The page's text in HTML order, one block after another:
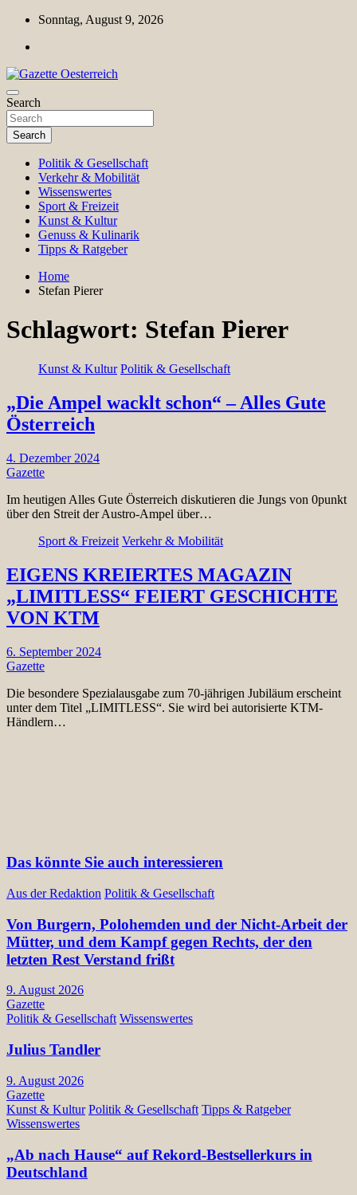
Skip
content
Sonntag, August 9, 2026
Gazette Oesterreich
Magazin für Freizeit, Politik, Kultur & Wissenschaft
Search
Search
Politik & Gesellschaft
Verkehr & Mobilität
Wissenswertes
Sport & Freizeit
Kunst & Kultur
Genuss & Kulinarik
Tipps & Ratgeber
Home
Stefan Pierer
Schlagwort: Stefan Pierer
Kunst & Kultur Politik & Gesellschaft
„Die Ampel wacklt schon“ – Alles Gute
Österreich
4. Dezember 2024
Gazette
Im heutigen Alles Gute Österreich diskutieren die Jungs von 0punkt
über den Streit der Austro-Ampel über…
Sport & Freizeit Verkehr & Mobilität
EIGENS KREIERTES MAGAZIN
„LIMITLESS“ FEIERT GESCHICHTE
VON KTM
6. September 2024
Gazette
Die besondere Spezialausgabe zum 70-jährigen Jubiläum erscheint
unter dem Titel „LIMITLESS“. Sie wird bei autorisierte KTM-
Händlern…
Das könnte Sie auch interessieren
Aus der Redaktion Politik & Gesellschaft
Von Burgern, Polohemden und der Nicht-Arbeit der
Mütter, und dem Kampf gegen Rechts, der den
letzten Rest Verstand frißt
9. August 2026
Gazette
Politik & Gesellschaft Wissenswertes
Julius Tandler
9. August 2026
Gazette
Kunst & Kultur Politik & Gesellschaft Tipps & Ratgeber
Wissenswertes
„Ab nach Hause“ auf Rekord-Bestsellerkurs in
Deutschland